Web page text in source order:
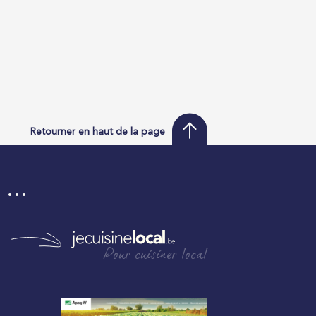
Retourner en haut de la page
…
Pour cuisiner local